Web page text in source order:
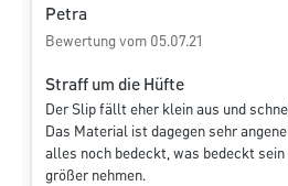
Petra
Bewertung vom 05.07.21
Straff um die Hüfte
Der Slip fällt eher klein aus und
Das Material ist dagegen sehr
alles noch bedeckt, was bedeckt
größer nehmen.